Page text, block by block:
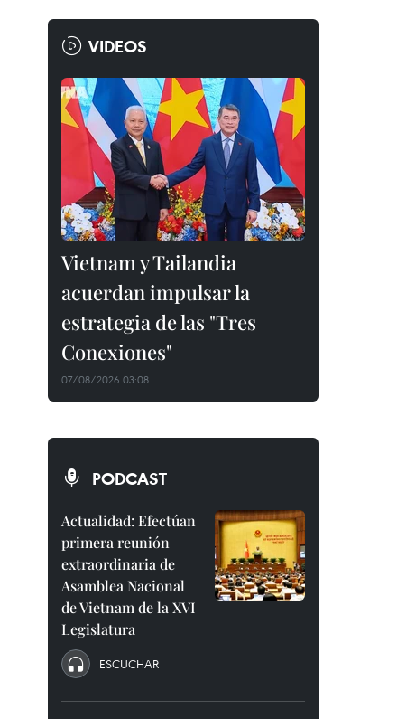
VIDEOS
Vietnam y Tailandia
acuerdan impulsar la
estrategia de las "Tres
Conexiones"
07/08/2026 03:08
PODCAST
Actualidad: Efectúan
primera reunión
extraordinaria de
Asamblea Nacional
de Vietnam de la XVI
Legislatura
ESCUCHAR